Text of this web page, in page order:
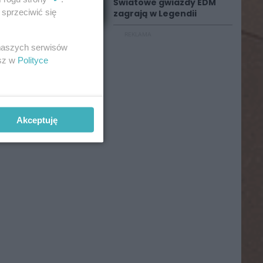
Światowe gwiazdy EDM
zagrają w Legendii
się
serwisów
w Polityce
Akceptuję